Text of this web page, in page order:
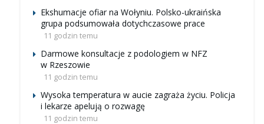
Ekshumacje ofiar na Wołyniu. Polsko-ukraińska
grupa podsumowała dotychczasowe prace
11 godzin temu
Darmowe konsultacje z podologiem w NFZ
w Rzeszowie
11 godzin temu
Wysoka temperatura w aucie zagraża życiu. Policja
i lekarze apelują o rozwagę
11 godzin temu